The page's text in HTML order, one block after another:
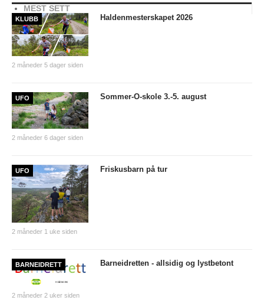
Join Halden?
Støtteapparat
UFO (2.-10. KLASSE)
Presentasjon UFO
Ny på o-løp?
Nybegynnerkurs
BREDDE
Ny på o-løp?
Nyheter
Grenserittet
BARNEIDRETT
MEST SETT
KLUBB
2 måneder 5 dager siden
Haldenmesterskapet 2026
UFO
2 måneder 6 dager siden
Sommer-O-skole 3.-5. august
UFO
2 måneder 1 uke siden
Friskusbarn på tur
BARNEIDRETT
2 måneder 2 uker siden
Barneidretten - allsidig og lystbetont